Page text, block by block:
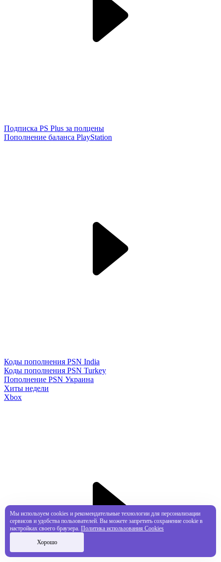
Подписка PS Plus за полцены
Пополнение баланса PlayStation
Коды пополнения PSN India
Коды пополнения PSN Turkey
Пополнение PSN Украина
Хиты недели
Xbox
Мы используем cookies и рекомендательные технологии для персонализации
сервисов и удобства пользователей. Вы можете запретить сохранение cookie в
настройках своего браузера. Политика использования Cookies
Хорошо